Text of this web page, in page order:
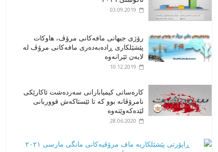
03.09.2019
رۆژی جیهانی مافەکانی مرۆڤ، هاوکات
پێشێلکاری ڕادەبەدەری مافەکانی مرۆڤ لە
لایەن ئێرانەوە
10.12.2019
کارەساتی کیمیابارانی سەردەشت ئاکارێکی
نامرۆڤانە بوو کە تا ئێستاکەش قووربانی
لێدەکەوێتەوە
28.06.2020